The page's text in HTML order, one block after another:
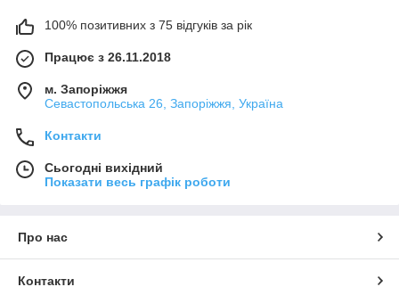
100% позитивних з 75 відгуків за рік
Працює з 26.11.2018
м. Запоріжжя
Севастопольська 26, Запоріжжя, Україна
Контакти
Сьогодні вихідний
Показати весь графік роботи
Про нас
Контакти